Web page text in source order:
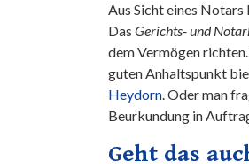
Aus Sicht eines
Das Gerichts- und
dem Vermögen
guten Anhaltspunkt
Heydorn. Oder man
Beurkundung in
Geht das